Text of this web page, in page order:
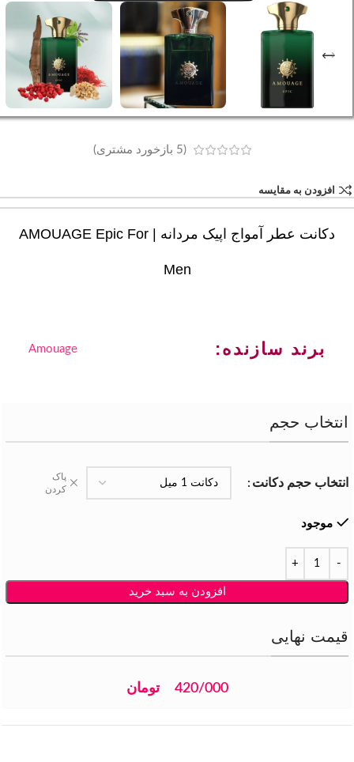
(
5 بازخورد مشتری)
افزودن به مقایسه
دکانت عطر آمواج اپیک مردانه | AMOUAGE Epic For
Men
برند سازنده: Amouage
انتخاب حجم
انتخاب حجم دکانت
پاک
کردن
موجود
افزودن به سبد خرید
قیمت نهایی
420/000 تومان